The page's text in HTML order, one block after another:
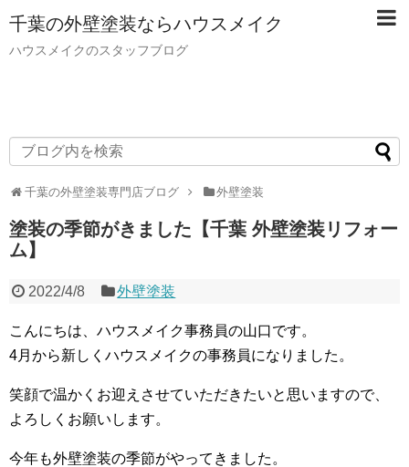
千葉の外壁塗装ならハウスメイク
ハウスメイクのスタッフブログ
千葉の外壁塗装専門店ブログ 外壁塗装
塗装の季節がきました【千葉 外壁塗装リフォー
ム】
2022/4/8 外壁塗装
こんにちは、ハウスメイク事務員の山口です。
4月から新しくハウスメイクの事務員になりました。
笑顔で温かくお迎えさせていただきたいと思いますので、
よろしくお願いします。
今年も外壁塗装の季節がやってきました。